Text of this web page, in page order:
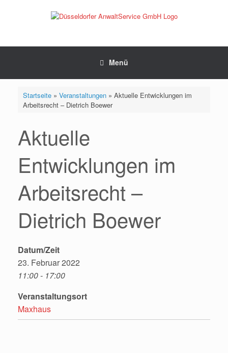
Menü
Startseite» Veranstaltungen» Aktuelle Entwicklungen im
Arbeitsrecht – Dietrich Boewer
Aktuelle
Entwicklungen im
Arbeitsrecht –
Dietrich Boewer
Datum/Zeit
23. Februar 2022
11:00 - 17:00
Veranstaltungsort
Maxhaus